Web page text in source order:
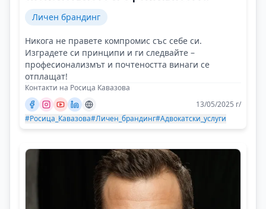
Личен брандинг
Никога не правете компромис със себе си.
Изградете си принципи и ги следвайте –
професионализмът и почтеността винаги се
отплащат!
Контакти на Росица Кавазова
13/05/2025 г/
#Росица_Кавазова#Личен_брандинг#Адвокатски_услуги